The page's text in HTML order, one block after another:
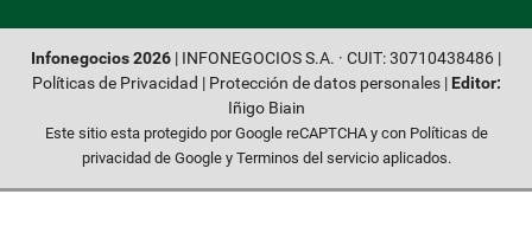
Infonegocios 2026 | INFONEGOCIOS S.A. · CUIT: 30710438486 |
Políticas de Privacidad | Protección de datos personales| Editor:
Iñigo Biain
Este sitio esta protegido por Google reCAPTCHA y con Políticas de
privacidad de Googley Terminos del servicioaplicados.